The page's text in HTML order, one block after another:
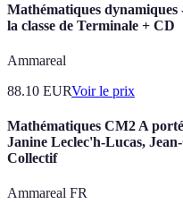
Mathématiques
la classe de Terminale + CD
Ammareal
88.10 EURVoir le prix
Mathématiques CM2 A
Janine Leclec'h-Lucas,
Collectif
Ammareal FR